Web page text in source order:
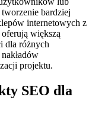
bardziej
internetowych z
większą
dla różnych
projektu.
SEO dla